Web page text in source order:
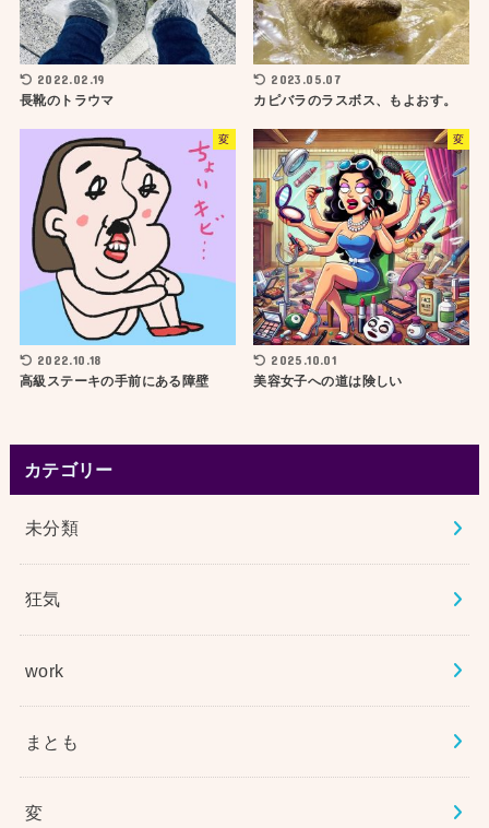
2022.02.19
長靴のトラウマ
2023.05.07
カピバラのラスボス、もよおす。
変
2022.10.18
高級ステーキの手前にある障壁
変
2025.10.01
美容女子への道は険しい
カテゴリー
未分類
狂気
work
まとも
変